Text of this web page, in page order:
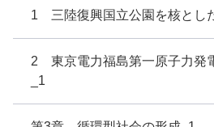
1 三陸復興国立公園を核とし
2 東京電力福島第一原子力発
_1